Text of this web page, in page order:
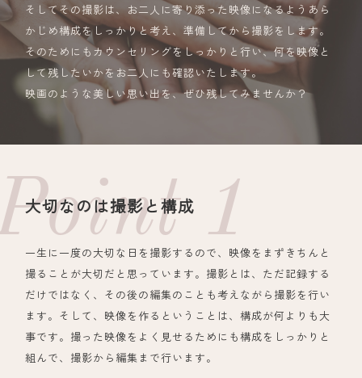
そしてその撮影は、お二人に寄り添った映像になるようあら
かじめ構成をしっかりと考え、準備してから撮影をします。
そのためにもカウンセリングをしっかりと行い、何を映像と
して残したいかをお二人にも確認いたします。
映画のような美しい思い出を、ぜひ残してみませんか？
大切なのは撮影と構成
一生に一度の大切な日を撮影するので、映像をまずきちんと
撮ることが大切だと思っています。撮影とは、ただ記録する
だけではなく、その後の編集のことも考えながら撮影を行い
ます。そして、映像を作るということは、構成が何よりも大
事です。撮った映像をよく見せるためにも構成をしっかりと
組んで、撮影から編集まで行います。